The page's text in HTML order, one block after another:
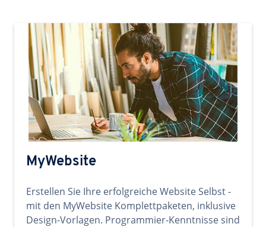
MyWebsite
Erstellen Sie Ihre erfolgreiche Website Selbst -
mit den MyWebsite Komplettpaketen, inklusive
Design-Vorlagen. Programmier-Kenntnisse sind